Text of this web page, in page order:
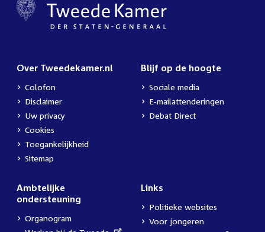
Over Tweedekamer.nl
Colofon
Disclaimer
Uw privacy
Cookies
Toegankelijkheid
Sitemap
Blijf op de hoogte
Sociale media
E-mailattenderingen
Debat Direct
Ambtelijke
ondersteuning
Organogram
Links
Politieke websites
Voor jongeren